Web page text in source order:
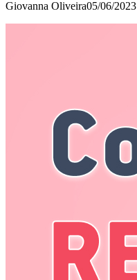
Giovanna Oliveira05/06/2023